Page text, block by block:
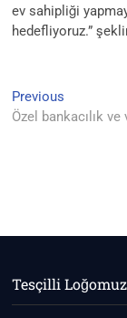
ev sahipliği
hedefliyoruz.”
Yazı
gezinmesi
Previous
post:
Özel bankacılık
Tesçilli Loğomuz